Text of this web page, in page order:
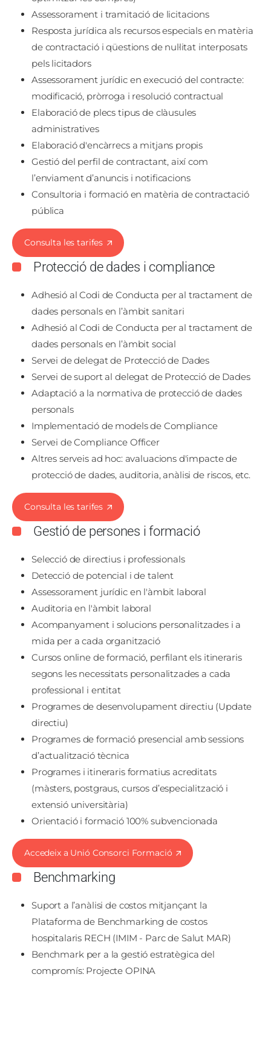
Assessorament i tramitació de licitacions
Resposta jurídica als recursos especials en matèria
de contractació i qüestions de nul·litat interposats
pels licitadors
Assessorament jurídic en execució del contracte:
modificació, pròrroga i resolució contractual
Elaboració de plecs tipus de clàusules
administratives
Elaboració d'encàrrecs a mitjans propis
Gestió del perfil de contractant, així com
l’enviament d’anuncis i notificacions
Consultoria i formació en matèria de contractació
pública
Consulta les tarifes
Protecció de dades i compliance
Adhesió al Codi de Conducta per al tractament de
dades personals en l’àmbit sanitari
Adhesió al Codi de Conducta per al tractament de
dades personals en l’àmbit social
Servei de delegat de Protecció de Dades
Servei de suport al delegat de Protecció de Dades
Adaptació a la normativa de protecció de dades
personals
Implementació de models de Compliance
Servei de Compliance Officer
Altres serveis ad hoc: avaluacions d'impacte de
protecció de dades, auditoria, anàlisi de riscos, etc.
Consulta les tarifes
Gestió de persones i formació
Selecció de directius i professionals
Detecció de potencial i de talent
Assessorament jurídic en l'àmbit laboral
Auditoria en l'àmbit laboral
Acompanyament i solucions personalitzades i a
mida per a cada organització
Cursos online de formació, perfilant els itineraris
segons les necessitats personalitzades a cada
professional i entitat
Programes de desenvolupament directiu (Update
directiu)
Programes de formació presencial amb sessions
d’actualització tècnica
Programes i itineraris formatius acreditats
(màsters, postgraus, cursos d’especialització i
extensió universitària)
Orientació i formació 100% subvencionada
Accedeix a Unió Consorci Formació
Benchmarking
Suport a l’anàlisi de costos mitjançant la
Plataforma de Benchmarking de costos
hospitalaris RECH (IMIM - Parc de Salut MAR)
Benchmark per a la gestió estratègica del
compromís: Projecte OPINA